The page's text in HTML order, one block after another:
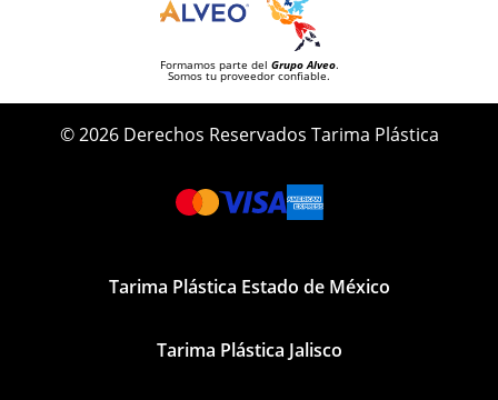
Formamos parte del Grupo Alveo.
Somos tu proveedor confiable.
© 2026 Derechos Reservados Tarima Plástica
Tarima Plástica Estado de México
Tarima Plástica Jalisco